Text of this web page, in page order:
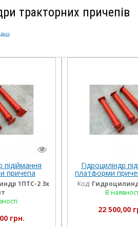
тракторних причепів
підіймання
причепа
1 ПТС-2 (3-
1ПТС-2 3х
грн.
Гідроциліндр
платформи
(3-
Код:
В
22 500,00